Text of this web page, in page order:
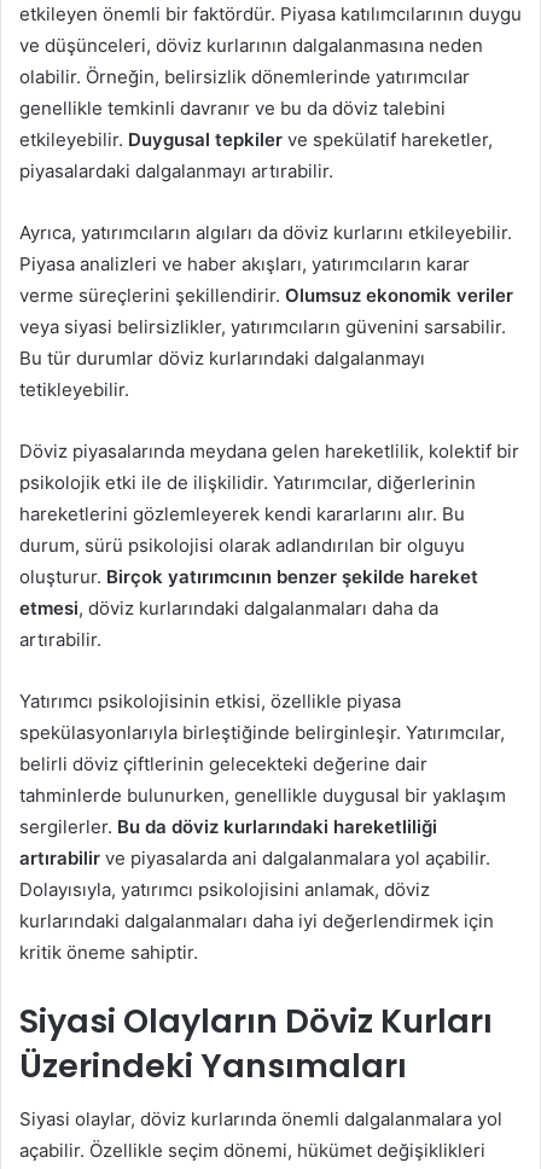
etkileyen önemli bir faktördür. Piyasa katılımcılarının duygu
ve düşünceleri, döviz kurlarının dalgalanmasına neden
olabilir. Örneğin, belirsizlik dönemlerinde yatırımcılar
genellikle temkinli davranır ve bu da döviz talebini
etkileyebilir. Duygusal tepkiler ve spekülatif hareketler,
piyasalardaki dalgalanmayı artırabilir.
Ayrıca, yatırımcıların algıları da döviz kurlarını etkileyebilir.
Piyasa analizleri ve haber akışları, yatırımcıların karar
verme süreçlerini şekillendirir. Olumsuz ekonomik veriler
veya siyasi belirsizlikler, yatırımcıların güvenini sarsabilir.
Bu tür durumlar döviz kurlarındaki dalgalanmayı
tetikleyebilir.
Döviz piyasalarında meydana gelen hareketlilik, kolektif bir
psikolojik etki ile de ilişkilidir. Yatırımcılar, diğerlerinin
hareketlerini gözlemleyerek kendi kararlarını alır. Bu
durum, sürü psikolojisi olarak adlandırılan bir olguyu
oluşturur. Birçok yatırımcının benzer şekilde hareket
etmesi, döviz kurlarındaki dalgalanmaları daha da
artırabilir.
Yatırımcı psikolojisinin etkisi, özellikle piyasa
spekülasyonlarıyla birleştiğinde belirginleşir. Yatırımcılar,
belirli döviz çiftlerinin gelecekteki değerine dair
tahminlerde bulunurken, genellikle duygusal bir yaklaşım
sergilerler. Bu da döviz kurlarındaki hareketliliği
artırabilir ve piyasalarda ani dalgalanmalara yol açabilir.
Dolayısıyla, yatırımcı psikolojisini anlamak, döviz
kurlarındaki dalgalanmaları daha iyi değerlendirmek için
kritik öneme sahiptir.
Siyasi Olayların Döviz Kurları
Üzerindeki Yansımaları
Siyasi olaylar, döviz kurlarında önemli dalgalanmalara yol
açabilir. Özellikle seçim dönemi, hükümet değişiklikleri